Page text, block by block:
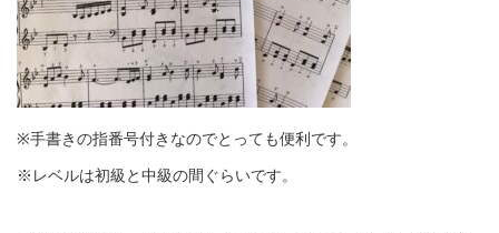
※手書きの指番号付きなのでとっても便利です。
※レベルは初級と中級の間ぐらいです。